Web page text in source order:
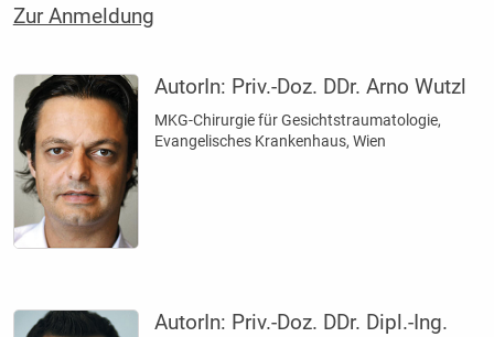
Zur Anmeldung
AutorIn: Priv.-Doz. DDr. Arno Wutzl
MKG-Chirurgie für Gesichtstraumatologie,
Evangelisches Krankenhaus, Wien
AutorIn: Priv.-Doz. DDr. Dipl.-Ing.